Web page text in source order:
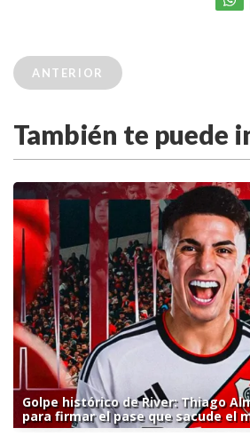
ANTERIOR
También te puede
Golpe histórico de River: Thiago
para firmar el pase que sacude el